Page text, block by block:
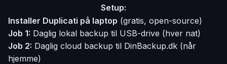
Setup:
Installer Duplicati på laptop (gratis, open-source)
Job 1: Daglig lokal backup til USB-drive (hver nat)
Job 2: Daglig cloud backup til DinBackup.dk (når
hjemme)